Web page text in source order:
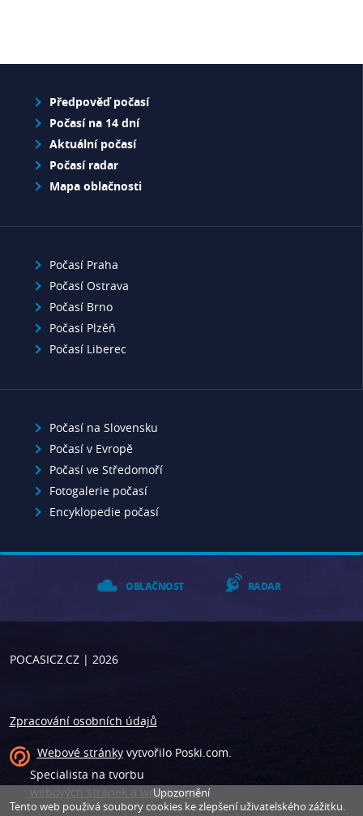
Předpověď počasí
Počasí na 14 dní
Aktuální počasí
Počasí radar
Mapa oblačnosti
Počasí Praha
Počasí Ostrava
Počasí Brno
Počasí Plzěň
Počasí Liberec
Počasí na Slovensku
Počasí v Evropě
Počasí ve Středomoří
Fotogalerie počasí
Encyklopedie počasí
OBLAČNOST RADAR
POCASICZ.CZ| 2026
Zpracování osobních údajů
Webové stránkyvytvořilo Poski.com.
Specialista na tvorbu
webových stránek a webdesign.
Upozornění
Tento web použivá soubory cookies ke zlepšení uživatelského zážitku.